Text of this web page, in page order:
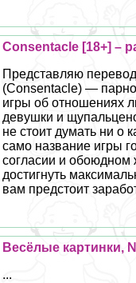
Consentacle [18+] –
Представляю
(Consentacle) —
игры об отношениях
дeвyшки и
не стоит думать ни о
само название игры
согласии и обоюдном
достигнуть
вам предстоит
Весёлые картинки,
...